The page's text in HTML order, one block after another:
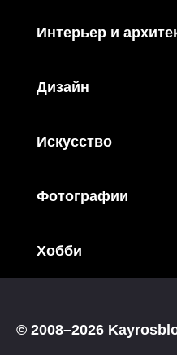
Интерьер и
Дизайн
Искусство
Фотографии
Хобби
© 2008–2026